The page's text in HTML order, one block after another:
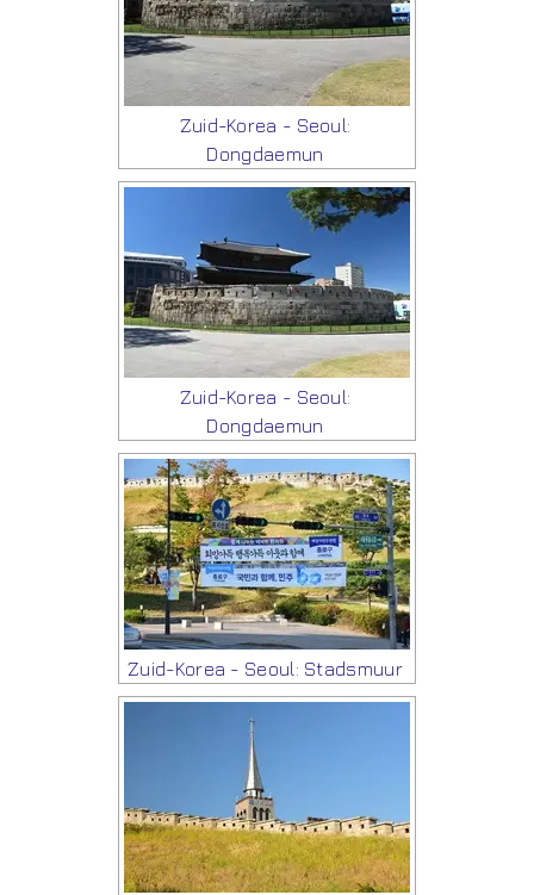
Zuid-Korea - Seoul:
Dongdaemun
Zuid-Korea - Seoul:
Dongdaemun
Zuid-Korea - Seoul: Stadsmuur